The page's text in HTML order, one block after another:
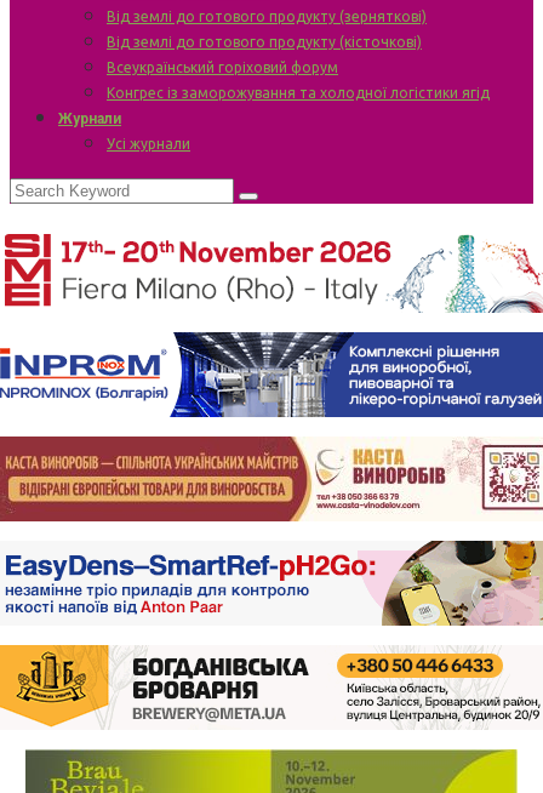
Від землі до готового продукту (зерняткові)
Від землі до готового продукту (кісточкові)
Всеукраїнський горіховий форум
Конгрес із заморожування та холодної логістики ягід
Журнали
Усі журнали